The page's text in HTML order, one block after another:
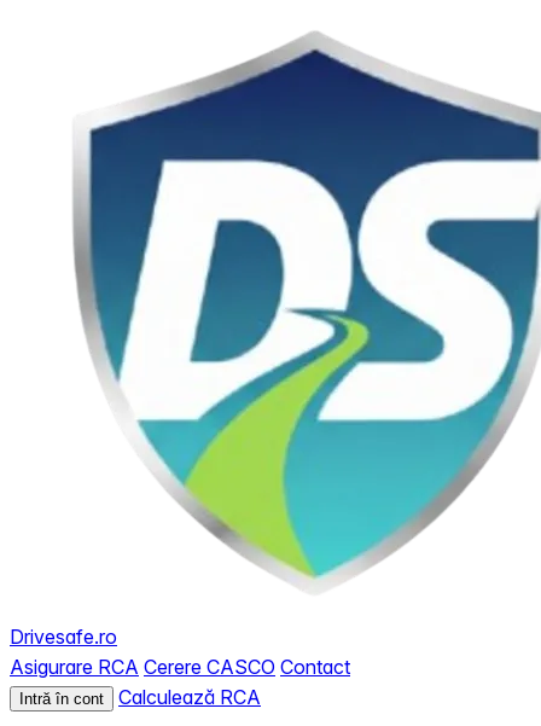
Drivesafe.ro
Asigurare RCA Cerere CASCO Contact
Intră în cont Calculează RCA